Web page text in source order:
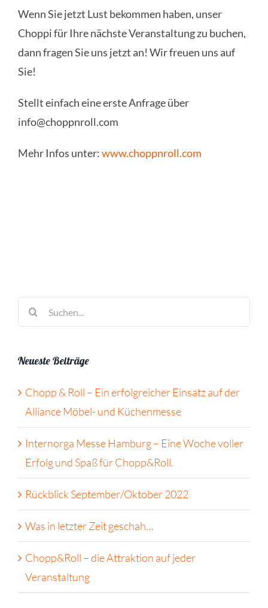
Wenn Sie jetzt Lust bekommen haben, unser
Choppi für Ihre nächste Veranstaltung zu buchen,
dann fragen Sie uns jetzt an! Wir freuen uns auf
Sie!
Stellt einfach eine erste Anfrage über
info@choppnroll.com
Mehr Infos unter:www.choppnroll.com
Suche
nach:
Neueste Beiträge
Chopp & Roll – Ein erfolgreicher Einsatz auf der
Alliance Möbel- und Küchenmesse
Internorga Messe Hamburg – Eine Woche voller
Erfolg und Spaß für Chopp&Roll.
Rückblick September/Oktober 2022
Was in letzter Zeit geschah…
Chopp&Roll – die Attraktion auf jeder
Veranstaltung